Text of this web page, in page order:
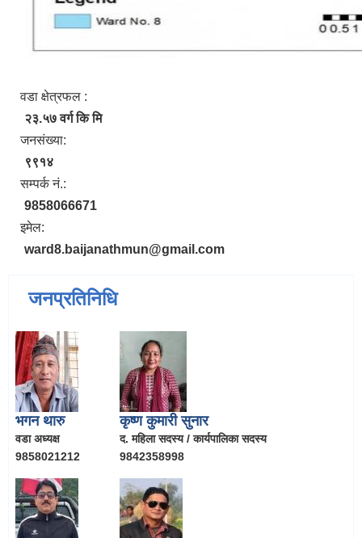
वडा क्षेत्रफल :
२३.५७ वर्ग कि मि
जनसंख्या:
९९१४
सम्पर्क नं.:
9858066671
इमेल:
ward8.baijanathmun@gmail.com
जनप्रतिनिधि
भगन थारु
वडा अध्यक्ष
9858021212
कृष्ण कुमारी सुनार
द. महिला सदस्य / कार्यपालिका सदस्य
9842358998